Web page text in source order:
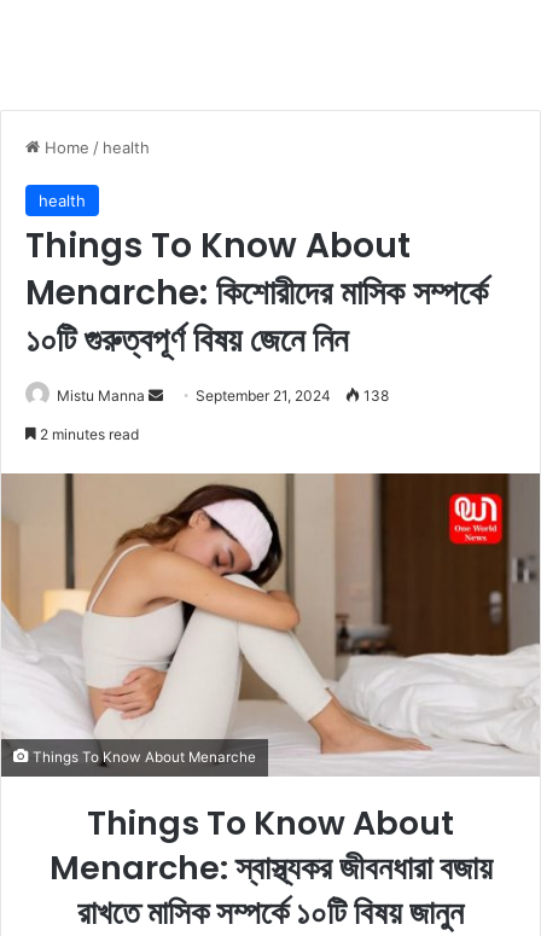
Home / health
health
Things To Know About
Menarche: কিশোরীদের মাসিক সম্পর্কে
১০টি গুরুত্বপূর্ণ বিষয় জেনে নিন
Mistu Manna
a
n
m
i
l
September 21, 2024 138
2 minutes read
Things To Know About Menarche
Things To Know About
Menarche: স্বাস্থ্যকর জীবনধারা বজায়
রাখতে মাসিক সম্পর্কে ১০টি বিষয় জানুন